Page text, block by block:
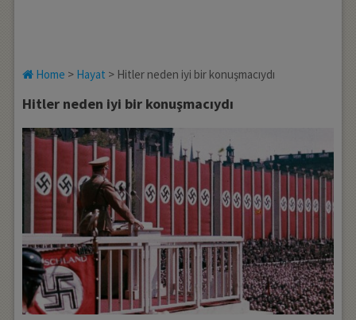
Home > Hayat > Hitler neden iyi bir konuşmacıydı
Hitler neden iyi bir konuşmacıydı